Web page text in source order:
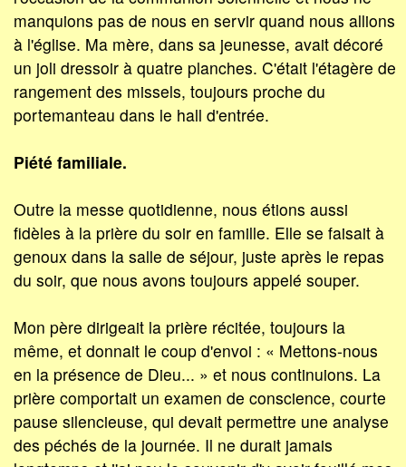
manquions pas de nous en servir quand nous allions
à l'église. Ma mère, dans sa jeunesse, avait décoré
un joli dressoir à quatre planches. C'était l'étagère de
rangement des missels, toujours proche du
portemanteau dans le hall d'entrée.
Piété familiale.
Outre la messe quotidienne, nous étions aussi
fidèles à la prière du soir en famille. Elle se faisait à
genoux dans la salle de séjour, juste après le repas
du soir, que nous avons toujours appelé souper.
Mon père dirigeait la prière récitée, toujours la
même, et donnait le coup d'envoi : « Mettons-nous
en la présence de Dieu... » et nous continuions. La
prière comportait un examen de conscience, courte
pause silencieuse, qui devait permettre une analyse
des péchés de la journée. Il ne durait jamais